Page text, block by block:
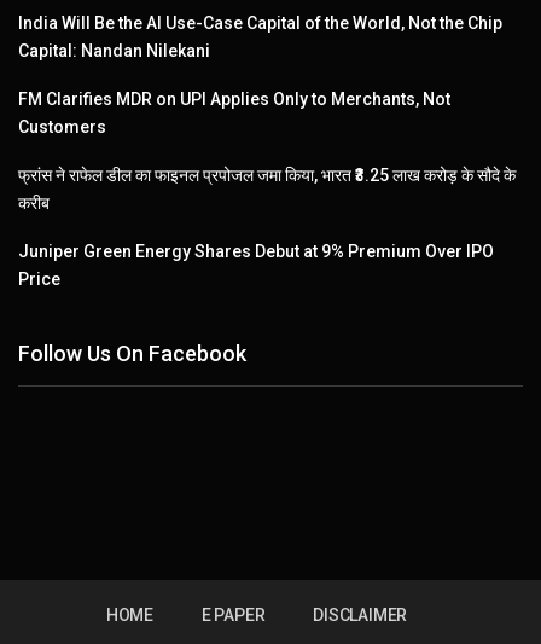
India Will Be the AI Use-Case Capital of the World, Not the Chip
Capital: Nandan Nilekani
FM Clarifies MDR on UPI Applies Only to Merchants, Not
Customers
फ्रांस ने राफेल डील का फाइनल प्रपोजल जमा किया, भारत ₹3.25 लाख करोड़ के सौदे के
करीब
Juniper Green Energy Shares Debut at 9% Premium Over IPO
Price
Follow Us On Facebook
HOME E PAPER DISCLAIMER